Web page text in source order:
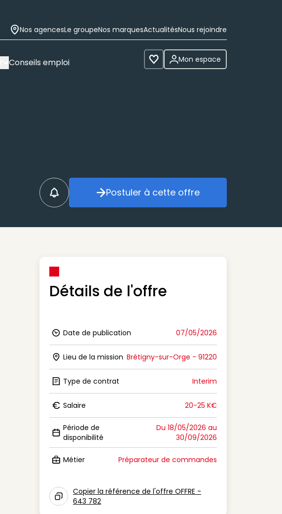
Nos agencesLe groupeNos marquesActualitésNous rejoindre
Conseils emploi Voir les favoris
Mon espace
Créer mon alerte Postuler à cette offre
Postuler à cette offre
Détails de l'offre
Icon Date de publication
Date de publication 07/05/2026
Icon Lieu de la mission
Lieu de la mission Brétigny-sur-Orge - 91220
Icon Type de contrat
Type de contrat Interim
Icon Salaire
Salaire 20-25 K€
Icon Période de disponibilité
Période de
disponibilité
Du 18/05/2026 au
30/09/2026
Métier Préparateur de commandes
Icon copy to clipboard
Copier la référence de l'offre OFFRE -
643 782